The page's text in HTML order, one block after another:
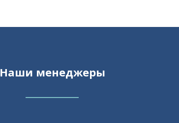
Наши менеджеры